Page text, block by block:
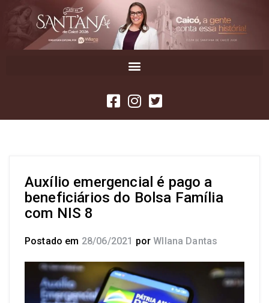
Auxílio emergencial é pago a
beneficiários do Bolsa Família
com NIS 8
Postado em 28/06/2021 por Wllana Dantas